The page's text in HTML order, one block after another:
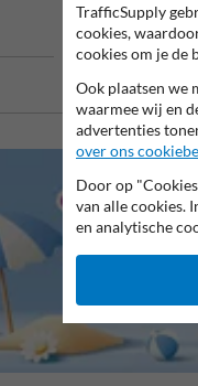
2 jaar
TrafficSupply
cookies,
cookies om je de
Ook plaatsen we
waarmee wij en
advertenties
over ons
Door op
van alle cookies.
en analytische